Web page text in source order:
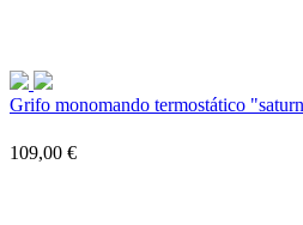
Grifo monomando termostático
109,00 €